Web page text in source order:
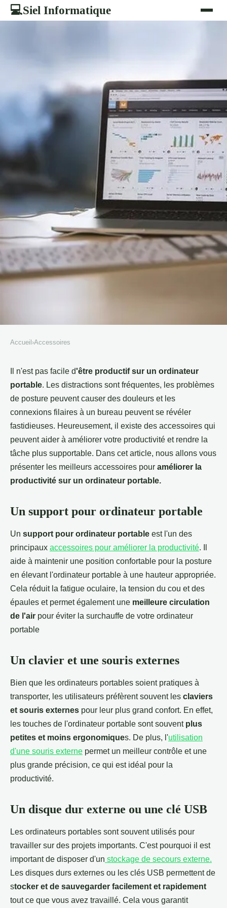
💻Siel Informatique
Les meilleurs accessoires pour
améliorer la productivité sur un
ordinateur portable
Mathieu•2 février 2023•3 min de lecture
Accueil ›Accessoires
Il n'est pas facile d'être productif sur un ordinateur
portable. Les distractions sont fréquentes, les problèmes
de posture peuvent causer des douleurs et les
connexions filaires à un bureau peuvent se révéler
fastidieuses. Heureusement, il existe des accessoires qui
peuvent aider à améliorer votre productivité et rendre la
tâche plus supportable. Dans cet article, nous allons vous
présenter les meilleurs accessoires pour améliorer la
productivité sur un ordinateur portable.
Un support pour ordinateur portable
Un support pour ordinateur portable est l'un des
principaux accessoires pour améliorer la productivité. Il
aide à maintenir une position confortable pour la posture
en élevant l'ordinateur portable à une hauteur appropriée.
Cela réduit la fatigue oculaire, la tension du cou et des
épaules et permet également une meilleure circulation
de l'air pour éviter la surchauffe de votre ordinateur
portable
Un clavier et une souris externes
Bien que les ordinateurs portables soient pratiques à
transporter, les utilisateurs préfèrent souvent les claviers
et souris externes pour leur plus grand confort. En effet,
les touches de l'ordinateur portable sont souventplus
petites et moins ergonomiques. De plus, l'utilisation
d'une souris externe permet un meilleur contrôle et une
plus grande précision, ce qui est idéal pour la
productivité.
Un disque dur externe ou une clé USB
Les ordinateurs portables sont souvent utilisés pour
travailler sur des projets importants. C'est pourquoi il est
important de disposer d'un stockage de secours externe.
Les disques durs externes ou les clés USB permettent de
stocker et de sauvegarder facilement et rapidement
tout ce que vous avez travaillé. Cela vous garantit